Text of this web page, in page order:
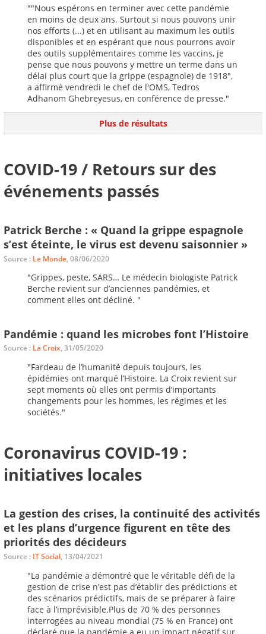
""Nous espérons en terminer avec cette pandémie
en moins de deux ans. Surtout si nous pouvons unir
nos efforts (...) et en utilisant au maximum les outils
disponibles et en espérant que nous pourrons avoir
des outils supplémentaires comme les vaccins, je
pense que nous pouvons y mettre un terme dans un
délai plus court que la grippe (espagnole) de 1918",
a affirmé vendredi le chef de l'OMS, Tedros
Adhanom Ghebreyesus, en conférence de presse."
Plus de résultats
COVID-19 / Retours sur des
événements passés
Patrick Berche : « Quand la grippe espagnole
s’est éteinte, le virus est devenu saisonnier »
Source : Le Monde, 08/06/2020
"Grippes, peste, SARS… Le médecin biologiste Patrick
Berche revient sur d’anciennes pandémies, et
comment elles ont décliné. "
Pandémie : quand les microbes font l’Histoire
Source : La Croix, 31/05/2020
"Fardeau de l’humanité depuis toujours, les
épidémies ont marqué l’Histoire. La Croix revient sur
sept moments où elles ont permis d’importants
changements pour les hommes, les régimes et les
sociétés."
Coronavirus COVID-19 :
initiatives locales
La gestion des crises, la continuité des activités
et les plans d’urgence figurent en tête des
priorités des décideurs
Source : IT Social, 13/04/2021
"La pandémie a démontré que le véritable défi de la
gestion de crise n’est pas d’établir des prédictions et
des scénarios prédictifs, mais de se préparer à faire
face à l’imprévisible.Plus de 70 % des personnes
interrogées au niveau mondial (75 % en France) ont
déclaré que la pandémie a eu un impact négatif sur